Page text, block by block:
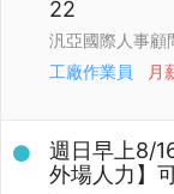
22
汎亞國際人事顧
工廠作業員
月
週日早上8/
外場人力】